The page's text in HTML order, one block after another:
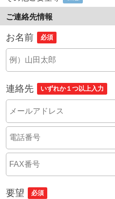
ご連絡先情報
お名前 必須
連絡先 いずれか１つ以上入力
要望 必須